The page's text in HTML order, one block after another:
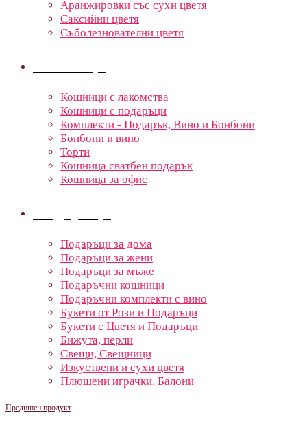
Аранжировки със сухи цветя
Саксийни цветя
Съболезнователни цветя
Кошници с лакомства
Кошници с подаръци
Комплекти - Подарък, Вино и Бонбони
Бонбони и вино
Торти
Кошница сватбен подарък
Кошница за офис
Подаръци за дома
Подаръци за жени
Подаръци за мъже
Подаръчни кошници
Подаръчни комплекти с вино
Букети от Рози и Подаръци
Букети с Цветя и Подаръци
Бижута, перли
Свещи, Свещници
Изкуствени и сухи цветя
Плюшени играчки, Балони
Предишен продукт